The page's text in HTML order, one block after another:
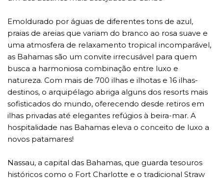
Emoldurado por águas de diferentes tons de azul,
praias de areias que variam do branco ao rosa suave e
uma atmosfera de relaxamento tropical incomparável,
as Bahamas são um convite irrecusável para quem
busca a harmoniosa combinação entre luxo e
natureza. Com mais de 700 ilhas e ilhotas e 16 ilhas-
destinos, o arquipélago abriga alguns dos resorts mais
sofisticados do mundo, oferecendo desde retiros em
ilhas privadas até elegantes refúgios à beira-mar. A
hospitalidade nas Bahamas eleva o conceito de luxo a
novos patamares!
Nassau, a capital das Bahamas, que guarda tesouros
históricos como o Fort Charlotte e o tradicional Straw